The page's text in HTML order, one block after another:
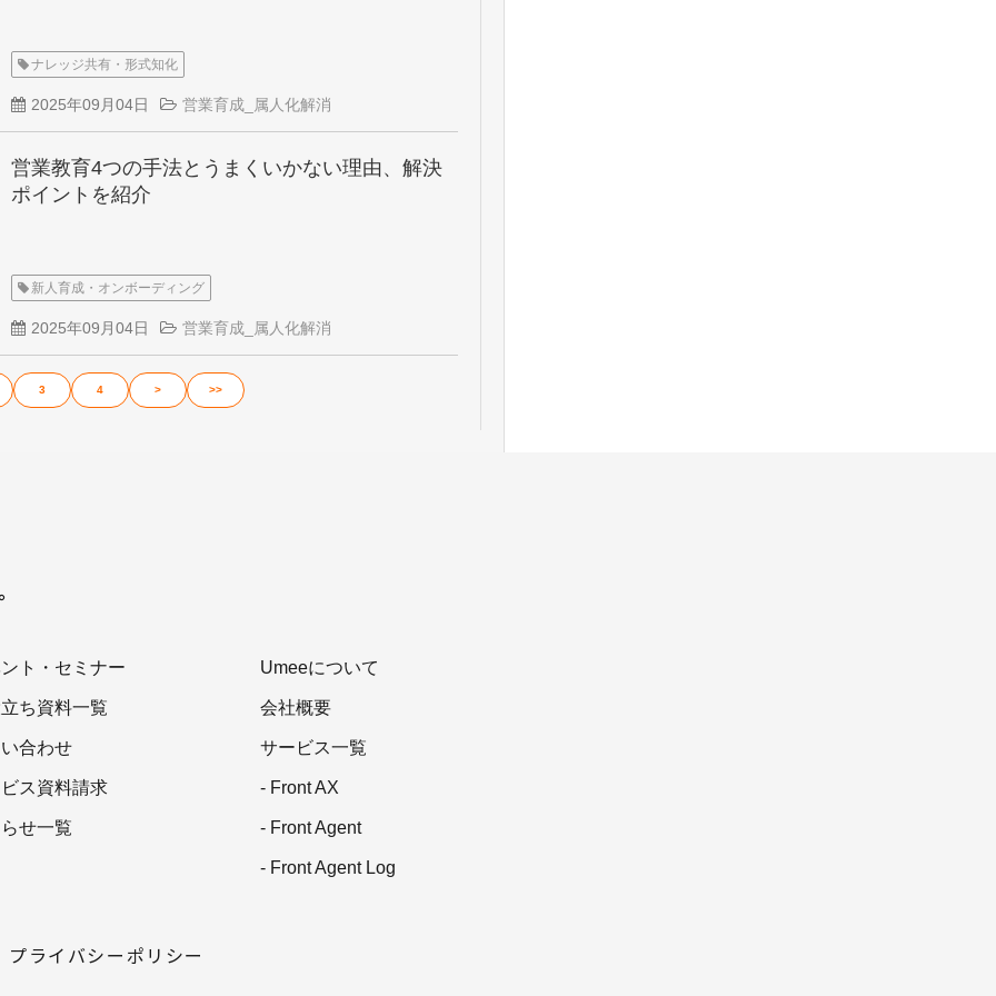
ナレッジ共有・形式知化
2025年09月04日 営業育成_属人化解消
営業教育4つの手法とうまくいかない理由、解決
ポイントを紹介
新人育成・オンボーディング
2025年09月04日 営業育成_属人化解消
3 4 > >>
ト・セミナー
ち資料一覧
合わせ
ス資料請求
せ一覧
Umeeについて
会社概要
サービス一覧
- Front AX
- Front Agent
- Front Agent Log
プライバシーポリシー